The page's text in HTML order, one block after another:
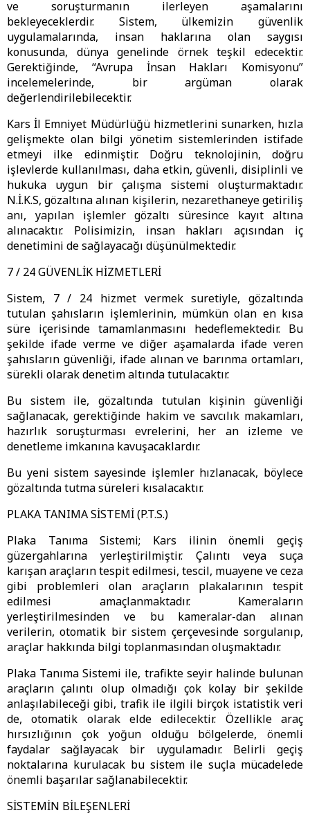
ve soruşturmanın ilerleyen aşamalarını
bekleyeceklerdir. Sistem, ülkemizin güvenlik
uygulamalarında, insan haklarına olan saygısı
konusunda, dünya genelinde örnek teşkil edecektir.
Gerektiğinde, “Avrupa İnsan Hakları Komisyonu”
incelemelerinde, bir argüman olarak
değerlendirilebilecektir.
Kars İl Emniyet Müdürlüğü hizmetlerini sunarken, hızla
gelişmekte olan bilgi yönetim sistemlerinden istifade
etmeyi ilke edinmiştir. Doğru teknolojinin, doğru
işlevlerde kullanılması, daha etkin, güvenli, disiplinli ve
hukuka uygun bir çalışma sistemi oluşturmaktadır.
N.İ.K.S, gözaltına alınan kişilerin, nezarethaneye getiriliş
anı, yapılan işlemler gözaltı süresince kayıt altına
alınacaktır. Polisimizin, insan hakları açısından iç
denetimini de sağlayacağı düşünülmektedir.
7 / 24 GÜVENLİK HİZMETLERİ
Sistem, 7 / 24 hizmet vermek suretiyle, gözaltında
tutulan şahısların işlemlerinin, mümkün olan en kısa
süre içerisinde tamamlanmasını hedeflemektedir. Bu
şekilde ifade verme ve diğer aşamalarda ifade veren
şahısların güvenliği, ifade alınan ve barınma ortamları,
sürekli olarak denetim altında tutulacaktır.
Bu sistem ile, gözaltında tutulan kişinin güvenliği
sağlanacak, gerektiğinde hakim ve savcılık makamları,
hazırlık soruşturması evrelerini, her an izleme ve
denetleme imkanına kavuşacaklardır.
Bu yeni sistem sayesinde işlemler hızlanacak, böylece
gözaltında tutma süreleri kısalacaktır.
PLAKA TANIMA SİSTEMİ (P.T.S.)
Plaka Tanıma Sistemi; Kars ilinin önemli geçiş
güzergahlarına yerleştirilmiştir. Çalıntı veya suça
karışan araçların tespit edilmesi, tescil, muayene ve ceza
gibi problemleri olan araçların plakalarının tespit
edilmesi amaçlanmaktadır. Kameraların
yerleştirilmesinden ve bu kameralar-dan alınan
verilerin, otomatik bir sistem çerçevesinde sorgulanıp,
araçlar hakkında bilgi toplanmasından oluşmaktadır.
Plaka Tanıma Sistemi ile, trafikte seyir halinde bulunan
araçların çalıntı olup olmadığı çok kolay bir şekilde
anlaşılabileceği gibi, trafik ile ilgili birçok istatistik veri
de, otomatik olarak elde edilecektir. Özellikle araç
hırsızlığının çok yoğun olduğu bölgelerde, önemli
faydalar sağlayacak bir uygulamadır. Belirli geçiş
noktalarına kurulacak bu sistem ile suçla mücadelede
önemli başarılar sağlanabilecektir.
SİSTEMİN BİLEŞENLERİ